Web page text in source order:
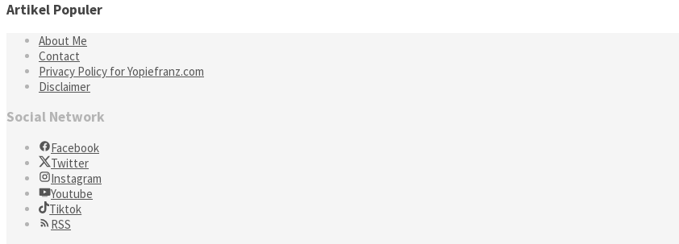
Artikel Populer
About Me
Contact
Privacy Policy for Yopiefranz.com
Disclaimer
Social Network
Facebook
Twitter
Instagram
Youtube
Tiktok
RSS